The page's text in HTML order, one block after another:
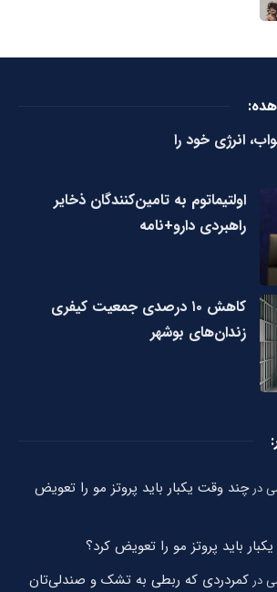
انرژی خود را
اولتیماتوم به تامین‌کنندگان ذخایر
راهبردی دارو+نامه
کاهش ۱۰ درصدی جمعیت کیفری
زندان‌های بوشهر
درچند وقت یکبار باید پروتز مو را تعویض
باید پروتز مو را تعویض کرد؟
در کمردردی که ربطی به تشک و صندلی‌تان